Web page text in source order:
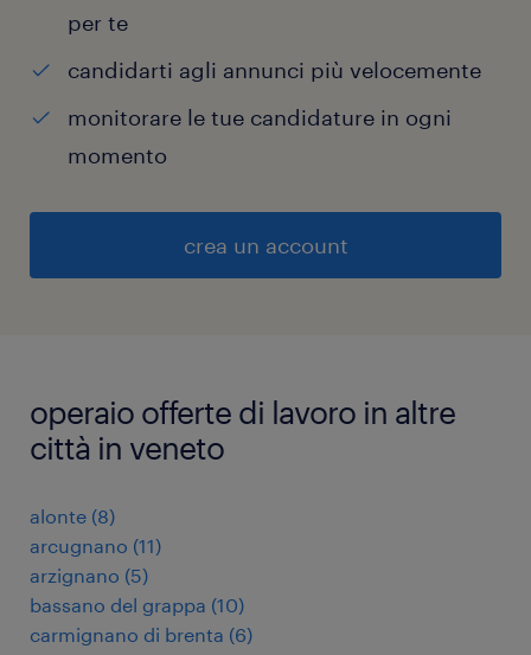
per te
candidarti agli annunci più velocemente
monitorare le tue candidature in ogni
momento
crea un account
operaio offerte di lavoro in altre
città in veneto
alonte (8)
arcugnano (11)
arzignano (5)
bassano del grappa (10)
carmignano di brenta (6)